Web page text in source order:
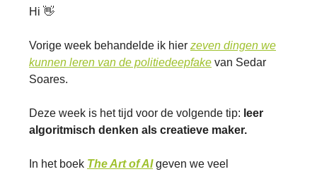
Hi 👋
Vorige week behandelde ik hier zeven dingen we
kunnen leren van de politiedeepfake van Sedar
Soares.
Deze week is het tijd voor de volgende tip: leer
algoritmisch denken als creatieve maker.
In het boek The Art of AIgeven we veel